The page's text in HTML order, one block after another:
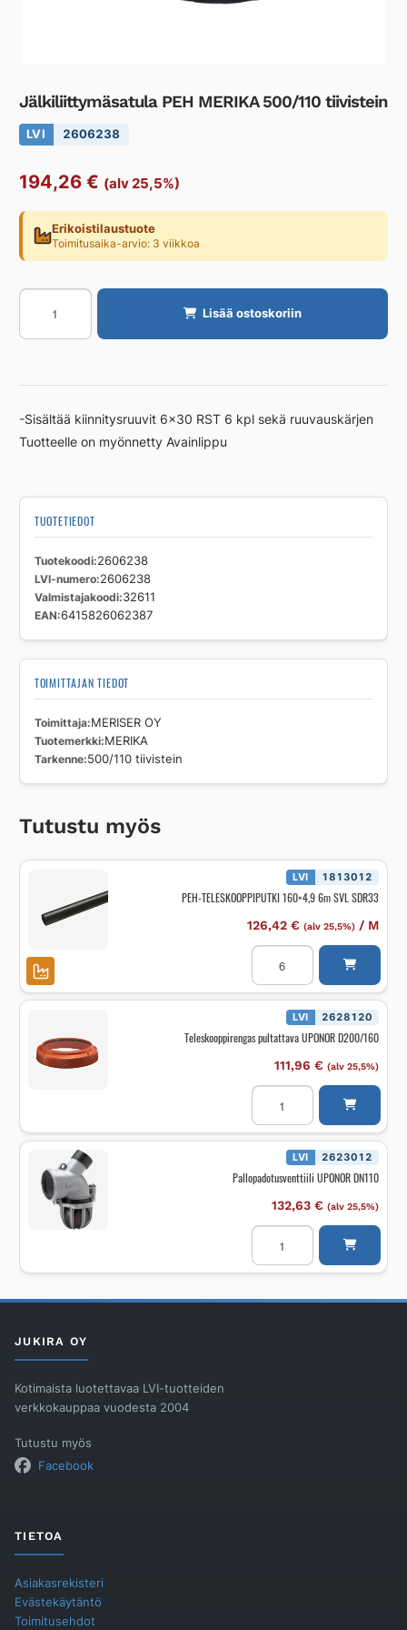
Jälkiliittymäsatula PEH MERIKA 500/110 tiivistein
LVI 2606238
194,26 € (alv 25,5%)
Erikoistilaustuote
Toimitusaika-arvio: 3 viikkoa
Jälkiliittymäsatula
MERIKA
tiivistein
Lisää ostoskoriin
-Sisältää kiinnitysruuvit 6×30 RST 6 kpl sekä ruuvauskärjen
Tuotteelle on myönnetty Avainlippu
TUOTETIEDOT
Tuotekoodi 2606238
LVI-numero 2606238
Valmistajakoodi 32611
EAN 6415826062387
TOIMITTAJAN TIEDOT
Toimittaja MERISER OY
Tuotemerkki MERIKA
Tarkenne 500/110 tiivistein
Tutustu myös
LVI 1813012
PEH-TELESKOOPPIPUTKI 160×4,9 6m SVL SDR33
126,42 € (alv 25,5%)/ M
PEH-
TELESKOOPPIPUTKI
160x4,9
6m
SVL
SDR33
määrä
LVI 2628120
Teleskooppirengas pultattava UPONOR D200/160
111,96 € (alv 25,5%)
Teleskooppirengas
pultattava
UPONOR
D200/160
määrä
LVI 2623012
Pallopadotusventtiili UPONOR DN110
132,63 € (alv 25,5%)
Pallopadotusventtiili
UPONOR
DN110
määrä
JUKIRA OY
Kotimaista luotettavaa LVI-tuotteiden
verkkokauppaa vuodesta 2004
Tutustu myös
Facebook
TIETOA
Asiakasrekisteri
Evästekäytäntö
Toimitusehdot